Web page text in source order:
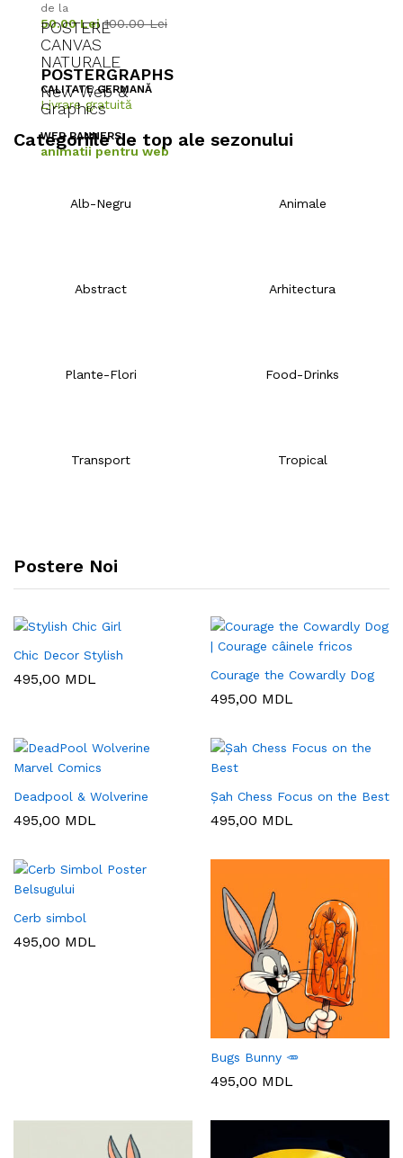
de la
50.00 Lei 100.00 Lei
POSTERE
CANVAS
NATURALE
CALITATE GERMANĂ
Livrare gratuită
POSTERGRAPHS
New Web &
Graphics
WEB BANNERS
animatii pentru web
Categoriile de top ale sezonului
Alb-Negru Animale
Abstract Arhitectura
Plante-Flori Food-Drinks
Transport Tropical
Postere Noi
Chic Decor Stylish
495,00 MDL Courage the Cowardly Dog
495,00 MDL
Deadpool & Wolverine
495,00 MDL
Șah Chess Focus on the Best
495,00 MDL
Cerb simbol
495,00 MDL
Bugs Bunny 🥕
495,00 MDL